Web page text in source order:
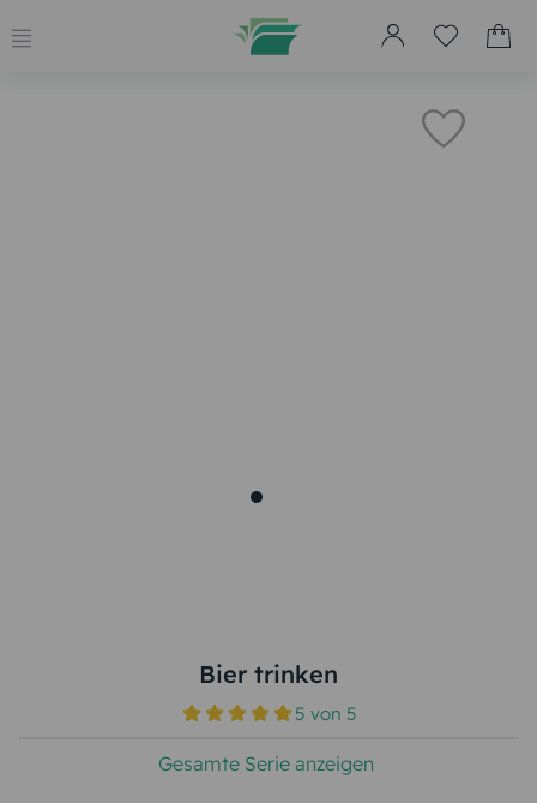
Bier trinken
5 von 5
Gesamte Serie anzeigen